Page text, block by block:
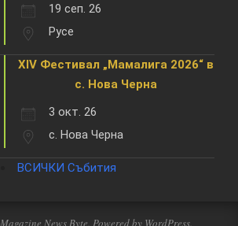
19 сеп. 26
Русе
XIV Фестивал „Мамалига 2026“ в
с. Нова Черна
3 окт. 26
с. Нова Черна
ВСИЧКИ Събития